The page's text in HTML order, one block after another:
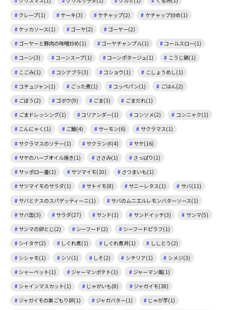
クレープ(1)
ケーキ(3) ケチャップ(2)
ケチャップ炒め(1)
ケッカソース(1)
ゴーヤ(2)
ゴーヤー(2)
ゴーヤーと豚肉の味噌炒め(1)
ゴーヤチャンプル(1)
コールスロー(1)
コーン(3)
コーンスープ(1) コーンポタージュ(1)
こうじ鍋(1)
こごみ(1)
コシアブラ(3) コショウ(1)
こしょうめし(1)
コチュジャン(1)
ごった煮(1) コッペパン(1)
ごはん(2)
ごぼう(2)
ゴボウ(9) ごま(3)
ごまだれ(1)
ごまドレッシング(1)
コリアンダー(1) コンソメ(2)
コンニャク(1)
こんにゃく(1)
ご飯(4) サーモン(6)
サクラマス(1)
サクラマスのソテー(1)
サクランボ(4)
サケ(16)
サケのハーブオイル焼き(1)
ささみ(1)
さっぱり(1)
サッポロ一番(1)
サツマイモ(10)
さつまいも(1)
サツマイモのサラダ(1)
サトイモ(8) サニーレタス(1)
サバ(11)
サバとナスのスパゲッティーニ(1)
サバのムニエルレモンバターソース(1)
サバ缶(3)
サラダ(27) サンド(1) サンドイッチ(3)
サンマ(5)
サンマの卵とじ(2)
シーフード(2)
シーフードピラフ(1)
シイタケ(2)
しぐれ煮(1) しぐれ煮丼(1)
ししとう(2)
シシャモ(1)
シソ(1) しそ(2) シチリア(1)
シメジ(3)
シャーベット(1)
ジャーマンポテト(1)
ジャーマン風(1)
シャインマスカット(1)
じゃがいも(8)
ジャガイモ(38)
ジャガイモの巣ごもり卵(1)
ジャガバター(1)
じゃが芋(1)